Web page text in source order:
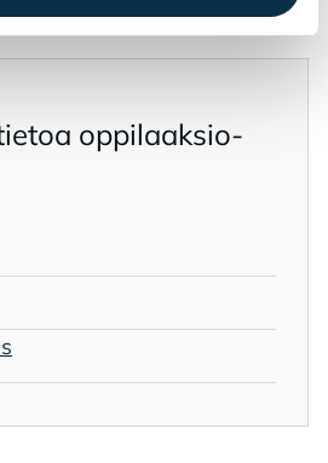
op­pi­laak­sio­